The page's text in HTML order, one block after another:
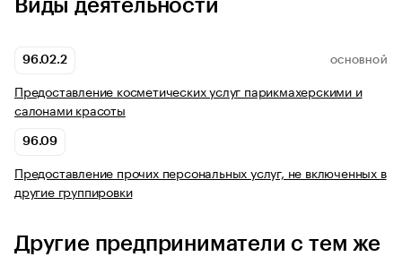
Виды деятельности
96.02.2 ОСНОВНОЙ
Предоставление косметических услуг парикмахерскими и
салонами красоты
96.09
Предоставление прочих персональных услуг, не включенных в
другие группировки
Другие предприниматели с тем же